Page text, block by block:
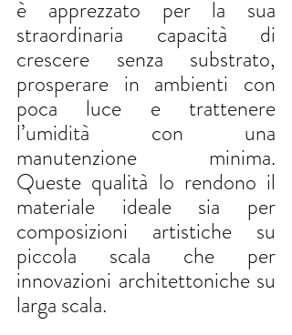
è apprezzato per la sua
straordinaria capacità di
crescere senza substrato,
prosperare in ambienti con
poca luce e trattenere
l’umidità con una
manutenzione minima.
Queste qualità lo rendono il
materiale ideale sia per
composizioni artistiche su
piccola scala che per
innovazioni architettoniche su
larga scala.